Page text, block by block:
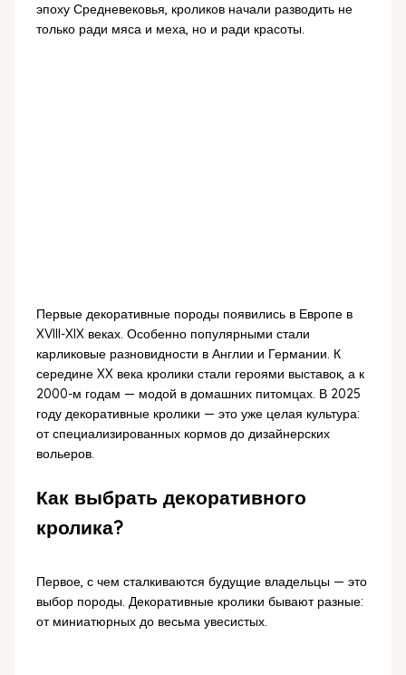
эпоху Средневековья, кроликов начали разводить не
только ради мяса и меха, но и ради красоты.
Первые декоративные породы появились в Европе в
XVIII-XIX веках. Особенно популярными стали
карликовые разновидности в Англии и Германии. К
середине XX века кролики стали героями выставок, а к
2000-м годам — модой в домашних питомцах. В 2025
году декоративные кролики — это уже целая культура:
от специализированных кормов до дизайнерских
вольеров.
Как выбрать декоративного
кролика?
Первое, с чем сталкиваются будущие владельцы — это
выбор породы. Декоративные кролики бывают разные:
от миниатюрных до весьма увесистых.